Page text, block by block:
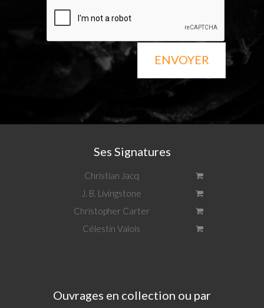
ENVOYER
Ses Signatures
Christian Jacq
J. B. Livingstone
Christopher Carter
Célestin Valois
Ouvrages en collection ou par